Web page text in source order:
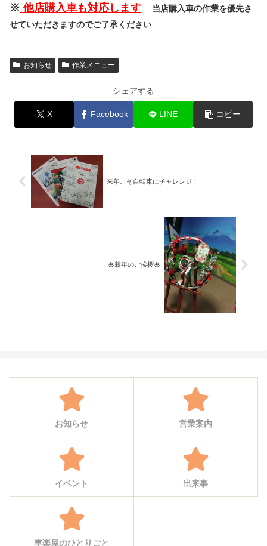
※ 他店購入車も対応します
当店購入車の作業を優先さ
せていただきますのでご了承ください
お知らせ 作業メニュー
シェアする
X Facebook LINE コピー
来年こそ自転車にチャレンジ！
🎍新年のご挨拶🎍
お知らせ 営業案内
イベント 出来事
車楽屋のひとりごと